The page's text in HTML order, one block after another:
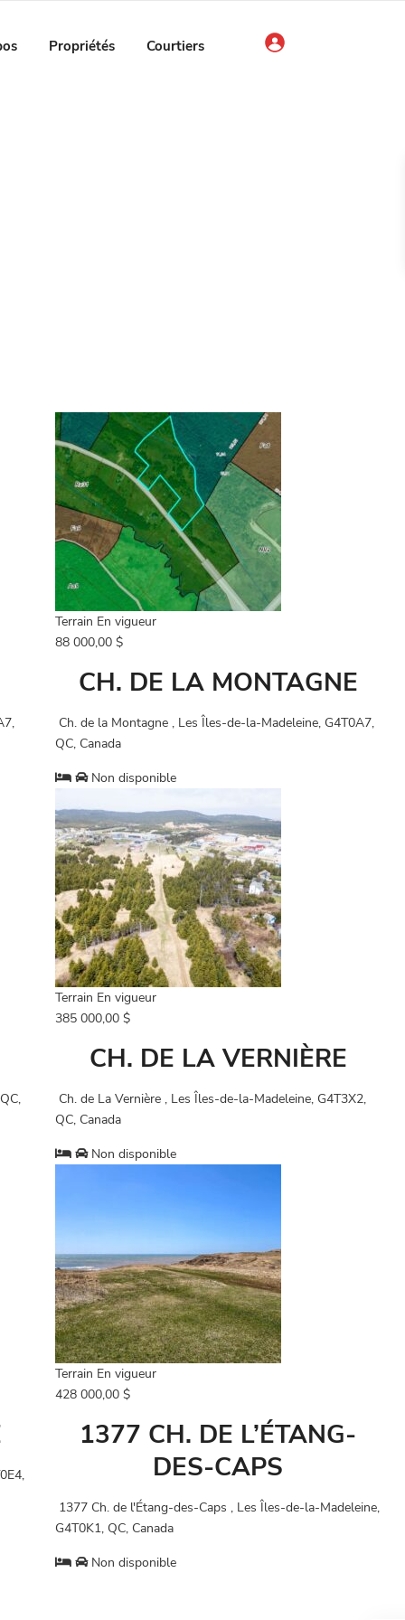
Propriétés Courtiers
Terrain En vigueur
88 000,00 $
CH. DE LA MONTAGNE
Ch. de la Montagne , Les Îles-de-la-Madeleine, G4T0A7,
QC, Canada
Non disponible
Terrain En vigueur
385 000,00 $
CH. DE LA VERNIÈRE
Ch. de La Vernière , Les Îles-de-la-Madeleine, G4T3X2,
QC, Canada
Non disponible
Terrain En vigueur
428 000,00 $
1377 CH. DE L’ÉTANG-
DES-CAPS
1377 Ch. de l'Étang-des-Caps , Les Îles-de-la-Madeleine,
G4T0K1, QC, Canada
Non disponible